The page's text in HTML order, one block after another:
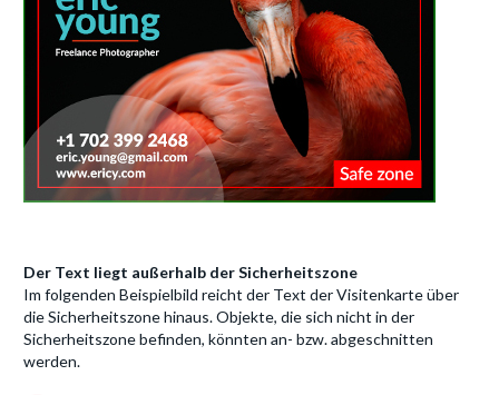
Der Text liegt außerhalb der Sicherheitszone
Im folgenden Beispielbild reicht der Text der Visitenkarte über
die Sicherheitszone hinaus. Objekte, die sich nicht in der
Sicherheitszone befinden, könnten an- bzw. abgeschnitten
werden.